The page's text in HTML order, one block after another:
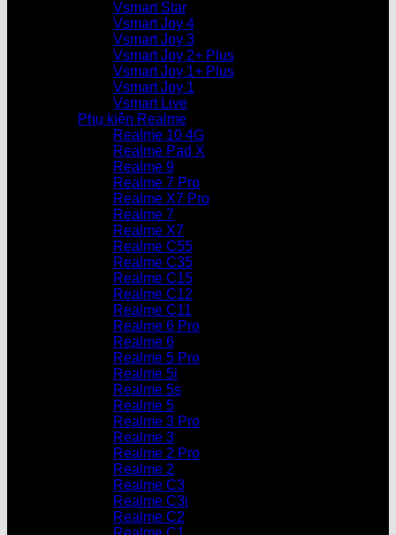
Vsmart Star
Vsmart Joy 4
Vsmart Joy 3
Vsmart Joy 2+ Plus
Vsmart Joy 1+ Plus
Vsmart Joy 1
Vsmart Live
Phụ kiện Realme
Realme 10 4G
Realme Pad X
Realme 9
Realme 7 Pro
Realme X7 Pro
Realme 7
Realme X7
Realme C55
Realme C35
Realme C15
Realme C12
Realme C11
Realme 6 Pro
Realme 6
Realme 5 Pro
Realme 5i
Realme 5s
Realme 5
Realme 3 Pro
Realme 3
Realme 2 Pro
Realme 2
Realme C3
Realme C3i
Realme C2